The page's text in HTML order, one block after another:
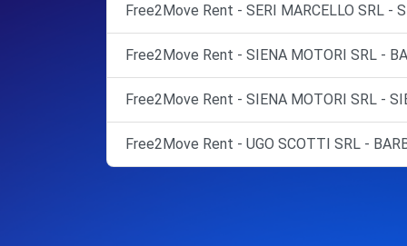
Free2Move Rent - SERI MARCELLO SRL -
Free2Move Rent - SIENA MOTORI SRL -
Free2Move Rent - SIENA MOTORI SRL -
Free2Move Rent - UGO SCOTTI SRL -